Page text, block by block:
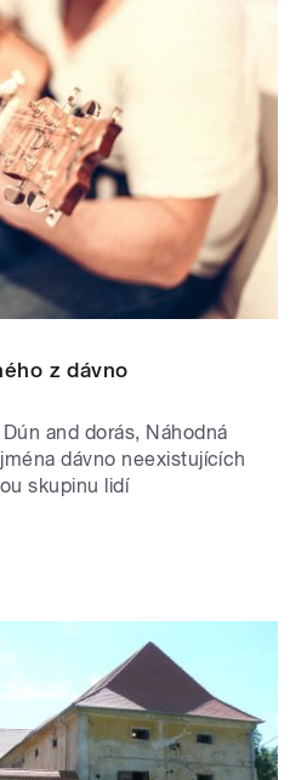
z dávno
and dorás, Náhodná
dávno neexistujících
skupinu lidí